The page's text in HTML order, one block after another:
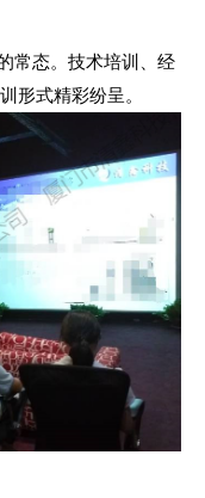
常态。技术培训、经
形式精彩纷呈。